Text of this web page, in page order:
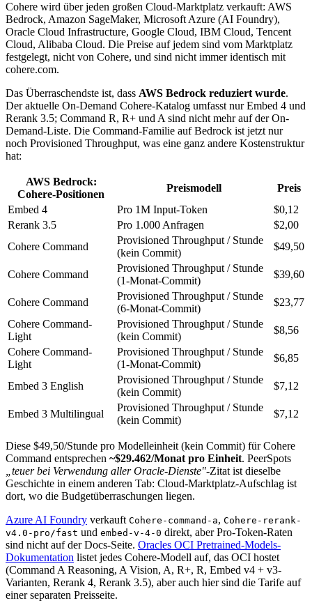
Cohere wird über jeden großen Cloud-Marktplatz verkauft: AWS
Bedrock, Amazon SageMaker, Microsoft Azure (AI Foundry),
Oracle Cloud Infrastructure, Google Cloud, IBM Cloud, Tencent
Cloud, Alibaba Cloud. Die Preise auf jedem sind vom Marktplatz
festgelegt, nicht von Cohere, und sind nicht immer identisch mit
cohere.com.
Das Überraschendste ist, dass AWS Bedrock reduziert wurde.
Der aktuelle On-Demand Cohere-Katalog umfasst nur Embed 4 und
Rerank 3.5; Command R, R+ und A sind nicht mehr auf der On-
Demand-Liste. Die Command-Familie auf Bedrock ist jetzt nur
noch Provisioned Throughput, was eine ganz andere Kostenstruktur
hat:
AWS Bedrock:
Cohere-Positionen
Preismodell
Preis
Embed 4
Pro 1M Input-Token
$0,12
Rerank 3.5
Pro 1.000 Anfragen
$2,00
Cohere Command
Provisioned Throughput / Stunde
(kein Commit)
$49,50
Cohere Command
Provisioned Throughput / Stunde
(1-Monat-Commit)
$39,60
Cohere Command
Provisioned Throughput / Stunde
(6-Monat-Commit)
$23,77
Cohere Command-
Light
Provisioned Throughput / Stunde
(kein Commit)
$8,56
Cohere Command-
Light
Provisioned Throughput / Stunde
(1-Monat-Commit)
$6,85
Embed 3 English
Provisioned Throughput / Stunde
(kein Commit)
$7,12
Embed 3 Multilingual
Provisioned Throughput / Stunde
(kein Commit)
$7,12
Diese $49,50/Stunde pro Modelleinheit (kein Commit) für Cohere
Command entsprechen ~$29.462/Monat pro Einheit. PeerSpots
„teuer bei Verwendung aller Oracle-Dienste"-Zitat ist dieselbe
Geschichte in einem anderen Tab: Cloud-Marktplatz-Aufschlag ist
dort, wo die Budgetüberraschungen liegen.
Azure AI Foundry verkauft Cohere-command-a, Cohere-rerank-
v4.0-pro/fast und embed-v-4-0 direkt, aber Pro-Token-Raten
sind nicht auf der Docs-Seite. Oracles OCI Pretrained-Models-
Dokumentation listet jedes Cohere-Modell auf, das OCI hostet
(Command A Reasoning, A Vision, A, R+, R, Embed v4 + v3-
Varianten, Rerank 4, Rerank 3.5), aber auch hier sind die Tarife auf
einer separaten Preisseite.